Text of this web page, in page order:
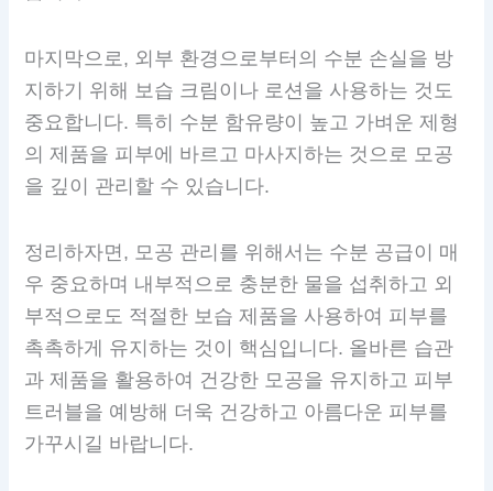
마지막으로, 외부 환경으로부터의 수분 손실을 방
지하기 위해 보습 크림이나 로션을 사용하는 것도
중요합니다. 특히 수분 함유량이 높고 가벼운 제형
의 제품을 피부에 바르고 마사지하는 것으로 모공
을 깊이 관리할 수 있습니다.
정리하자면, 모공 관리를 위해서는 수분 공급이 매
우 중요하며 내부적으로 충분한 물을 섭취하고 외
부적으로도 적절한 보습 제품을 사용하여 피부를
촉촉하게 유지하는 것이 핵심입니다. 올바른 습관
과 제품을 활용하여 건강한 모공을 유지하고 피부
트러블을 예방해 더욱 건강하고 아름다운 피부를
가꾸시길 바랍니다.